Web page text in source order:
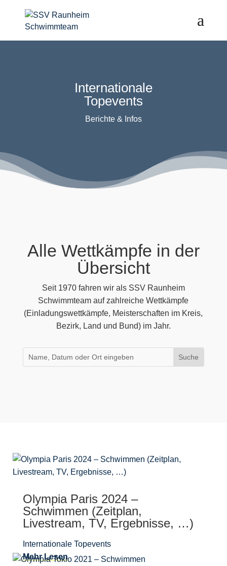
Internationale
Topevents
Berichte & Infos
Alle Wettkämpfe in der
Übersicht
Seit 1970 fahren wir als SSV Raunheim
Schwimmteam auf zahlreiche Wettkämpfe
(Einladungswettkämpfe, Meisterschaften im Kreis,
Bezirk, Land und Bund) im Jahr.
Olympia Paris 2024 –
Schwimmen (Zeitplan,
Livestream, TV, Ergebnisse, …)
Internationale Topevents
Mehr Lesen